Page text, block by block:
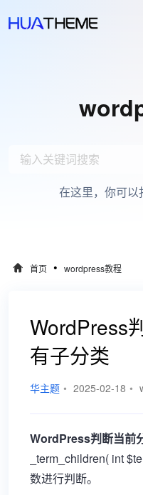
在这里，你可
首页 • wordpress教程
WordPress
有子分类
华主题 • 2025-02-18 •
WordPress判断当前
_term_children( int
数进行判断。